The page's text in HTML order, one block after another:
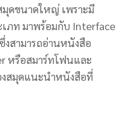
มุดขนาดใหญ่ เพราะมี
ภท มาพร้อมกับ Interface
งสามารถอ่านหนังสือ
หรือสมาร์ทโฟนและ
สมุดแนะนำหนังสือที่